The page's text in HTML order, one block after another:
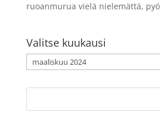
ruoanmurua vielä nielemättä,
Valitse kuukausi
Valitse
kuukausi